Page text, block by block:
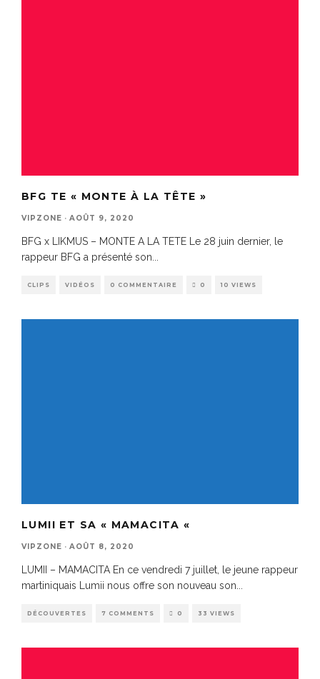
BFG TE « MONTE À LA TÊTE »
VIPZONE · AOÛT 9, 2020
BFG x LIKMUS – MONTE A LA TETE Le 28 juin dernier, le
rappeur BFG a présenté son
CLIPS VIDÉOS 0 COMMENTAIRE 0 10 VIEWS
LUMII ET SA « MAMACITA «
VIPZONE · AOÛT 8, 2020
LUMII – MAMACITA En ce vendredi 7 juillet, le jeune rappeur
martiniquais Lumii nous offre son nouveau son
DÉCOUVERTES 7 COMMENTS 0 33 VIEWS